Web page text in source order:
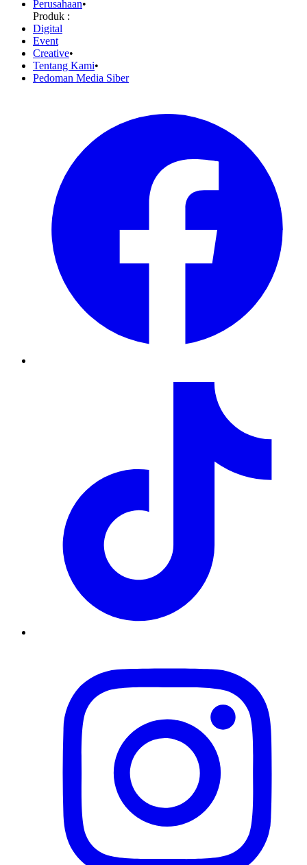
Perusahaan•
Produk :
Digital
Event
Creative•
Tentang Kami•
Pedoman Media Siber